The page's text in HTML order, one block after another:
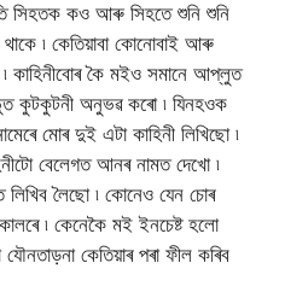
সিহতক কও আৰু সিহতে শুনি শুনি
থাকে ৷ কেতিয়াবা কোনোবাই আৰু
কাহিনীবোৰ কৈ মইও সমানে আপ্লুত
কুটকুটনী অনুভৱ কৰো ৷ যিনহওক
মোৰ দুই এটা কাহিনী লিখিছো ৷
বেলেগত আনৰ নামত দেখো ৷
লিখিব লৈছো ৷ কোনেও যেন চোৰ
৷ কেনেকৈ মই ইনচেষ্ট হলো
কেতিয়াৰ পৰা ফীল কৰিব